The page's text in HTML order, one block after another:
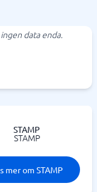
data enda.
STAMP
STAMP
mer om STAMP